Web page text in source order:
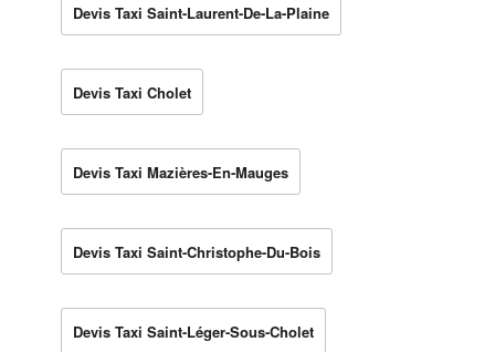
Devis Taxi Saint-Laurent-De-La-Plaine
Devis Taxi Cholet
Devis Taxi Mazières-En-Mauges
Devis Taxi Saint-Christophe-Du-Bois
Devis Taxi Saint-Léger-Sous-Cholet